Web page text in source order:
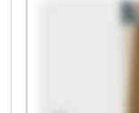
Ambold
Ambold
Ambold
Ambold